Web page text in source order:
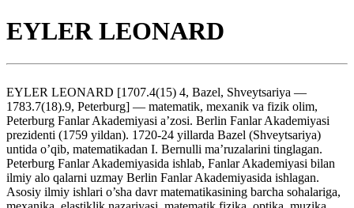
EYLER LEONARD
EYLER LEONARD [1707.4(15) 4, Bazel, Shveytsariya —
1783.7(18).9, Peterburg] — matematik, mexanik va fizik olim,
Peterburg Fanlar Akademiyasi a’zosi. Berlin Fanlar Akademiyasi
prezidenti (1759 yildan). 1720-24 yillarda Bazel (Shveytsariya)
untida o’qib, matematikadan I. Bernulli ma’ruzalarini tinglagan.
Peterburg Fanlar Akademiyasida ishlab, Fanlar Akademiyasi bilan
ilmiy alo qalarni uzmay Berlin Fanlar Akademiyasida ishlagan.
Asosiy ilmiy ishlari o’sha davr matematikasining barcha sohalariga,